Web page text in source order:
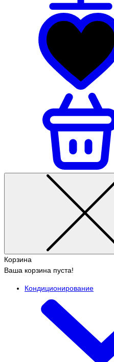
Корзина
Ваша корзина пуста!
Кондиционирование